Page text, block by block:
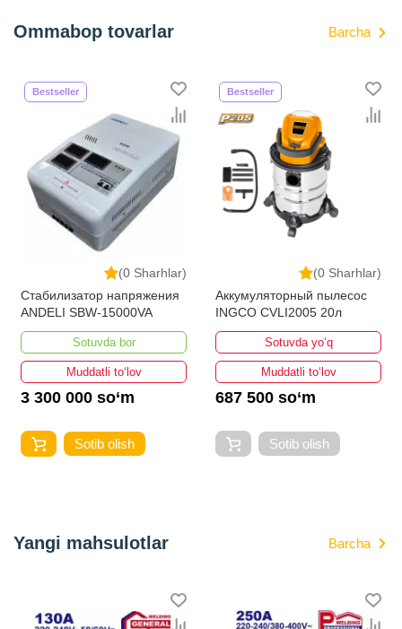
Ommabop tovarlar Barcha
(0 Sharhlar)
Bestseller
Стабилизатор напряжения
ANDELI SBW-15000VA
Sotuvda bor
Muddatli to‘lov
3 300 000 so‘m
Sotib olish
(0 Sharhlar)
Bestseller
Аккумуляторный пылесос
INGCO CVLI2005 20л
Sotuvda yo‘q
Muddatli to‘lov
687 500 so‘m
Sotib olish
Yangi mahsulotlar Barcha